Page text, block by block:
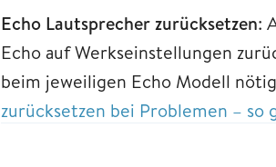
Echo Lautsprecher zurücksetzen:
Echo auf Werkseinstellungen
beim jeweiligen Echo Modell
zurücksetzen bei Problemen – so